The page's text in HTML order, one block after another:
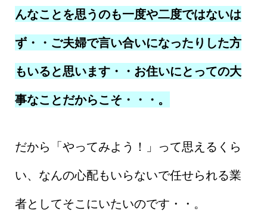
んなことを思うのも一度や二度ではないは
ず・・ご夫婦で言い合いになったりした方
もいると思います・・お住いにとっての大
事なことだからこそ・・・。
だから「やってみよう！」って思えるくら
い、なんの心配もいらないで任せられる業
者としてそこにいたいのです・・。